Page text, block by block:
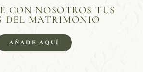
CON NOSOTROS TUS
DEL MATRIMONIO
AÑADE AQUÍ